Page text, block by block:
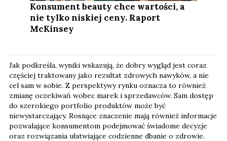
Konsument beauty chce wartości, a
nie tylko niskiej ceny. Raport
McKinsey
Jak podkreśla, wyniki wskazują, że dobry wygląd jest coraz
częściej traktowany jako rezultat zdrowych nawyków, a nie
cel sam w sobie. Z perspektywy rynku oznacza to również
zmianę oczekiwań wobec marek i sprzedawców. Sam dostęp
do szerokiego portfolio produktów może być
niewystarczający. Rosnące znaczenie mają również informacje
pozwalające konsumentom podejmować świadome decyzje
oraz rozwiązania ułatwiające codzienne dbanie o zdrowie.